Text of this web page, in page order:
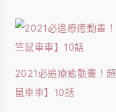
2021必追療癒動畫！
鼠車車】10話